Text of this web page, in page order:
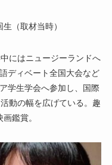
（取材当時）
にはニュージーランドへ
ディベート全国大会など
学生学会へ参加し、国際
動の幅を広げている。趣
鑑賞。